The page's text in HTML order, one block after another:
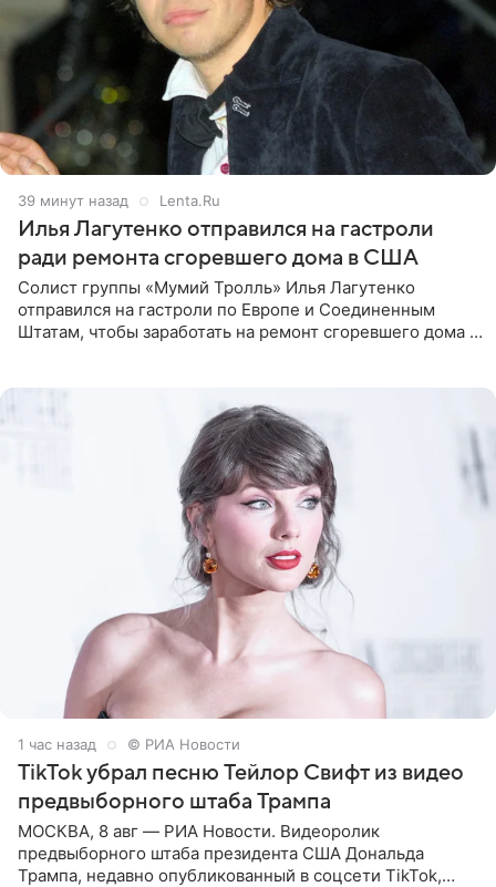
39 минут назад Lenta.Ru
Илья Лагутенко отправился на гастроли
ради ремонта сгоревшего дома в США
Солист группы «Мумий Тролль» Илья Лагутенко
отправился на гастроли по Европе и Соединенным
Штатам, чтобы заработать на ремонт сгоревшего дома в
1 час назад © РИА Новости
TikTok убрал песню Тейлор Свифт из видео
предвыборного штаба Трампа
МОСКВА, 8 авг — РИА Новости. Видеоролик
предвыборного штаба президента США Дональда
Трампа, недавно опубликованный в соцсети TikTok,